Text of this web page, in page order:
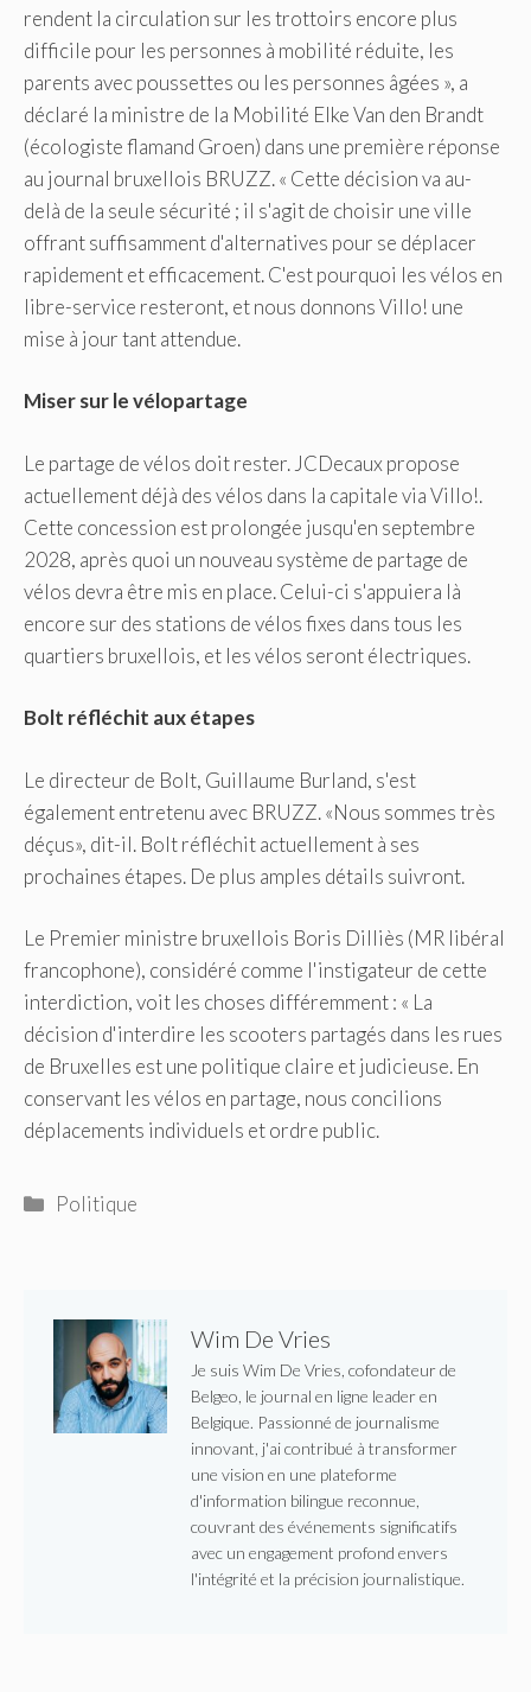
rendent la circulation sur les trottoirs encore plus
difficile pour les personnes à mobilité réduite, les
parents avec poussettes ou les personnes âgées », a
déclaré la ministre de la Mobilité Elke Van den Brandt
(écologiste flamand Groen) dans une première réponse
au journal bruxellois BRUZZ. « Cette décision va au-
delà de la seule sécurité ; il s'agit de choisir une ville
offrant suffisamment d'alternatives pour se déplacer
rapidement et efficacement. C'est pourquoi les vélos en
libre-service resteront, et nous donnons Villo! une
mise à jour tant attendue.
Miser sur le vélopartage
Le partage de vélos doit rester. JCDecaux propose
actuellement déjà des vélos dans la capitale via Villo!.
Cette concession est prolongée jusqu'en septembre
2028, après quoi un nouveau système de partage de
vélos devra être mis en place. Celui-ci s'appuiera là
encore sur des stations de vélos fixes dans tous les
quartiers bruxellois, et les vélos seront électriques.
Bolt réfléchit aux étapes
Le directeur de Bolt, Guillaume Burland, s'est
également entretenu avec BRUZZ. «Nous sommes très
déçus», dit-il. Bolt réfléchit actuellement à ses
prochaines étapes. De plus amples détails suivront.
Le Premier ministre bruxellois Boris Dilliès (MR libéral
francophone), considéré comme l'instigateur de cette
interdiction, voit les choses différemment : « La
décision d'interdire les scooters partagés dans les rues
de Bruxelles est une politique claire et judicieuse. En
conservant les vélos en partage, nous concilions
déplacements individuels et ordre public.
Catégories
Politique
Wim De Vries
Je suis Wim De Vries, cofondateur de
Belgeo, le journal en ligne leader en
Belgique. Passionné de journalisme
innovant, j'ai contribué à transformer
une vision en une plateforme
d'information bilingue reconnue,
couvrant des événements significatifs
avec un engagement profond envers
l'intégrité et la précision journalistique.